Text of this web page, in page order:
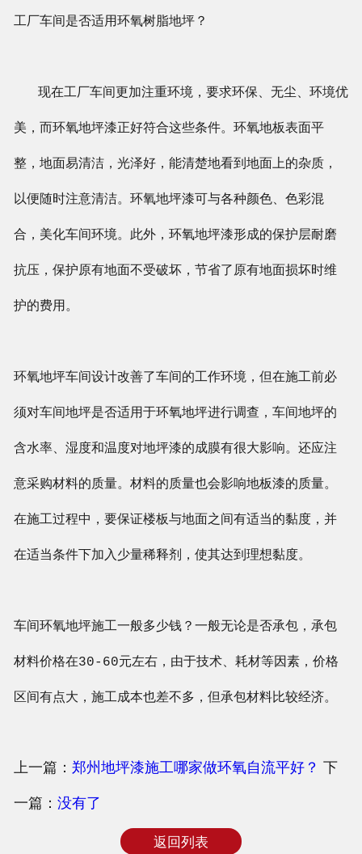
工厂车间是否适用环氧树脂地坪？
现在工厂车间更加注重环境，要求环保、无尘、环境优
美，而环氧地坪漆正好符合这些条件。环氧地板表面平
整，地面易清洁，光泽好，能清楚地看到地面上的杂质，
以便随时注意清洁。环氧地坪漆可与各种颜色、色彩混
合，美化车间环境。此外，环氧地坪漆形成的保护层耐磨
抗压，保护原有地面不受破坏，节省了原有地面损坏时维
护的费用。
环氧地坪车间设计改善了车间的工作环境，但在施工前必
须对车间地坪是否适用于环氧地坪进行调查，车间地坪的
含水率、湿度和温度对地坪漆的成膜有很大影响。还应注
意采购材料的质量。材料的质量也会影响地板漆的质量。
在施工过程中，要保证楼板与地面之间有适当的黏度，并
在适当条件下加入少量稀释剂，使其达到理想黏度。
车间环氧地坪施工一般多少钱？一般无论是否承包，承包
材料价格在30-60元左右，由于技术、耗材等因素，价格
区间有点大，施工成本也差不多，但承包材料比较经济。
上一篇： 郑州地坪漆施工哪家做环氧自流平好？ 下
一篇： 没有了
返回列表